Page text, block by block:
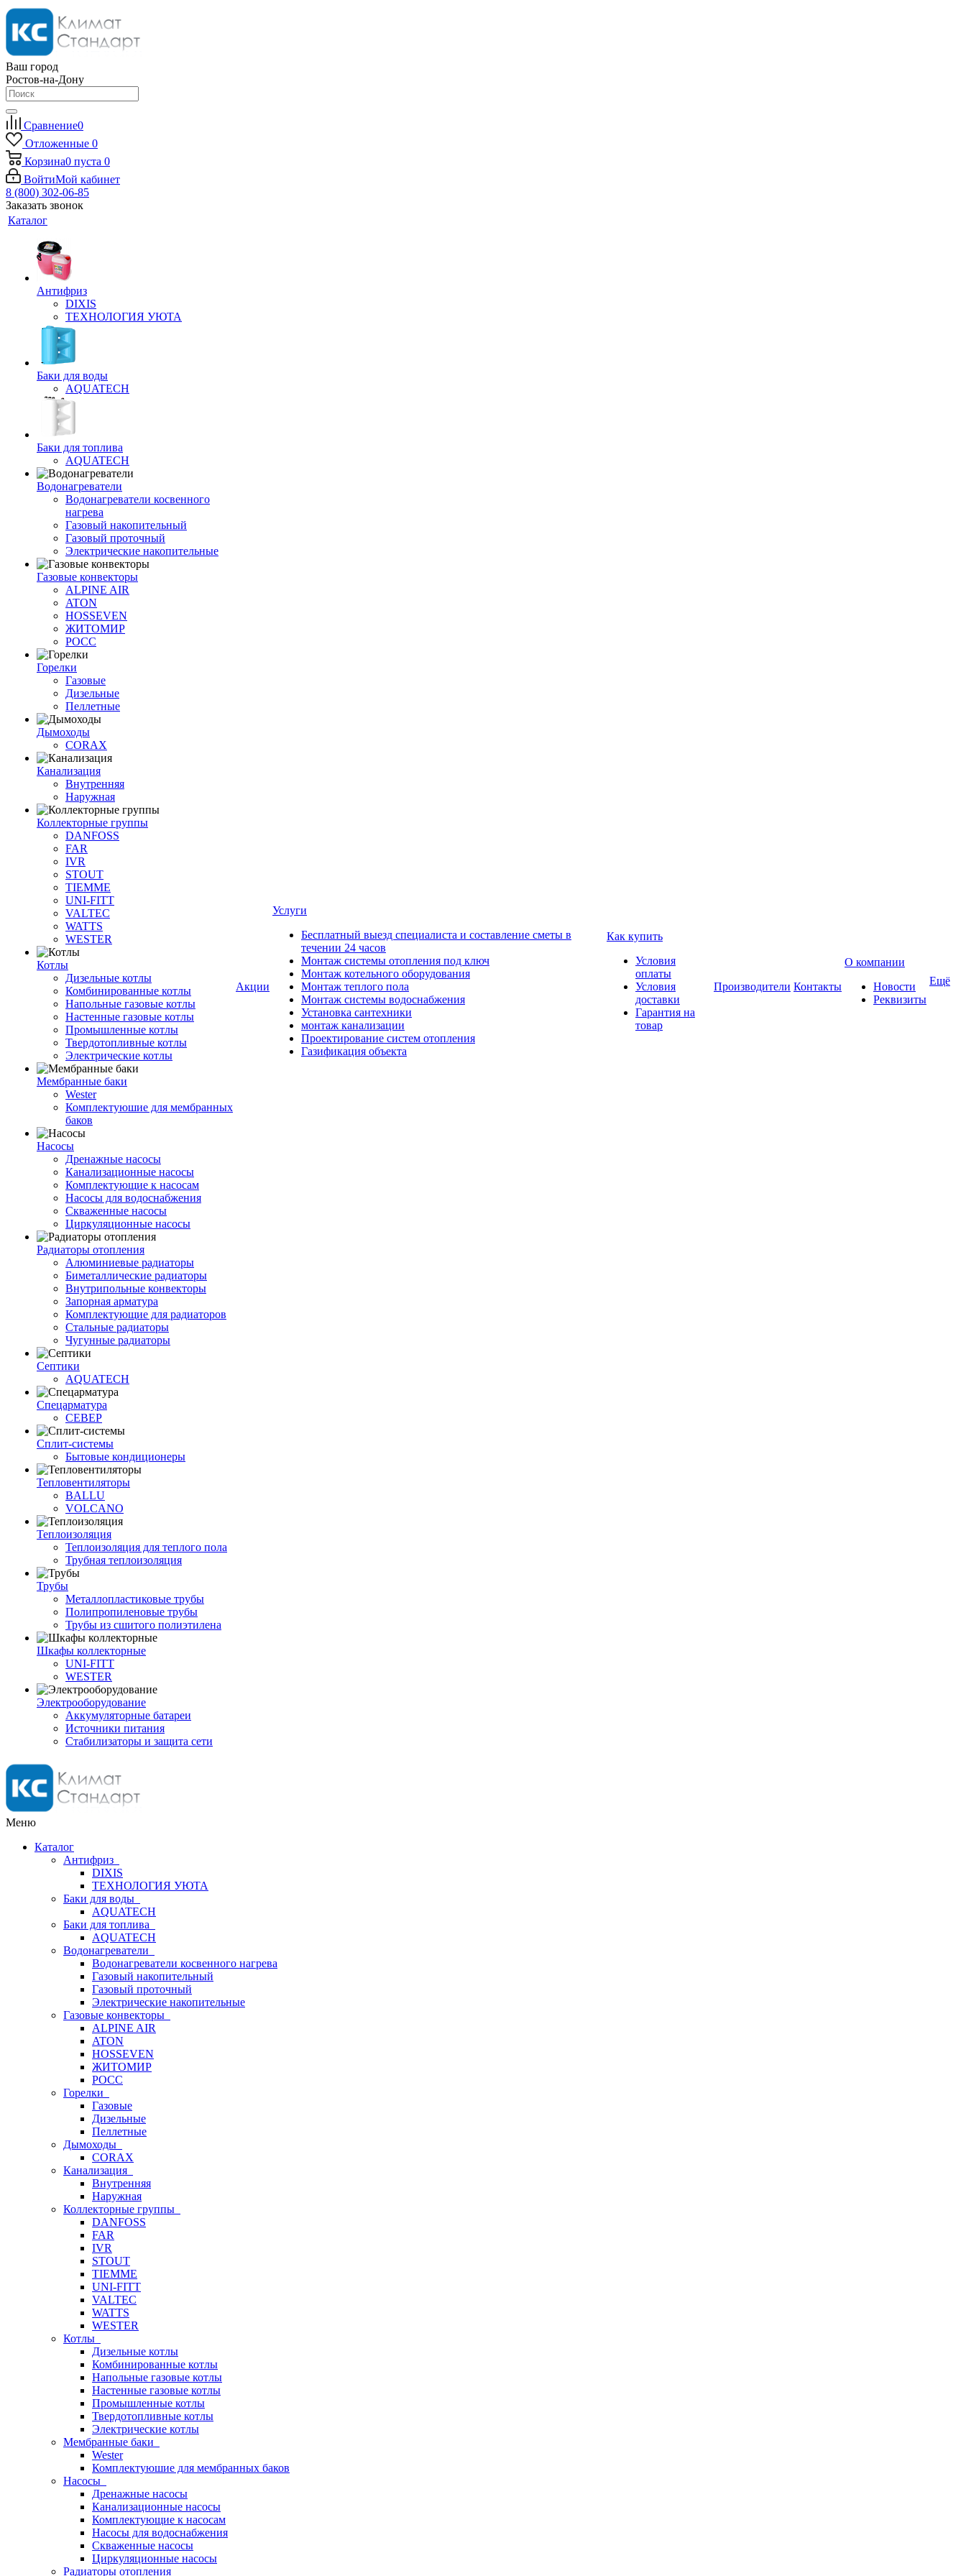
Ваш город
Ростов-на-Дону
Сравнение0
Отложенные 0
Корзина0 пуста 0
ВойтиМой кабинет
8 (800) 302-06-85
Заказать звонок
Каталог
Антифриз
DIXIS
ТЕХНОЛОГИЯ УЮТА
Баки для воды
AQUATECH
Баки для топлива
AQUATECH
Водонагреватели
Водонагреватели косвенного
нагрева
Газовый накопительный
Газовый проточный
Электрические накопительные
Газовые конвекторы
ALPINE AIR
ATON
HOSSEVEN
ЖИТОМИР
РОСС
Горелки
Газовые
Дизельные
Пеллетные
Дымоходы
CORAX
Канализация
Внутренняя
Наружная
Коллекторные группы
DANFOSS
FAR
IVR
STOUT
TIEMME
UNI-FITT
VALTEC
WATTS
WESTER
Котлы
Дизельные котлы
Комбинированные котлы
Напольные газовые котлы
Настенные газовые котлы
Промышленные котлы
Твердотопливные котлы
Электрические котлы
Мембранные баки
Wester
Комплектуюшие для мембранных
баков
Насосы
Дренажные насосы
Канализационные насосы
Комплектующие к насосам
Насосы для водоснабжения
Скваженные насосы
Циркуляционные насосы
Радиаторы отопления
Алюминиевые радиаторы
Биметаллические радиаторы
Внутрипольные конвекторы
Запорная арматура
Комплектующие для радиаторов
Стальные радиаторы
Чугунные радиаторы
Септики
AQUATECH
Спецарматура
СЕВЕР
Сплит-системы
Бытовые кондиционеры
Тепловентиляторы
BALLU
VOLCANO
Теплоизоляция
Теплоизоляция для теплого пола
Трубная теплоизоляция
Трубы
Металлопластиковые трубы
Полипропиленовые трубы
Трубы из сшитого полиэтилена
Шкафы коллекторные
UNI-FITT
WESTER
Электрооборудование
Аккумуляторные батареи
Источники питания
Стабилизаторы и защита сети
Акции
Услуги
Бесплатный выезд специалиста и составление сметы в
течении 24 часов
Монтаж системы отопления под ключ
Монтаж котельного оборудования
Монтаж теплого пола
Монтаж системы водоснабжения
Установка сантехники
монтаж канализации
Проектирование систем отопления
Газификация объекта
Как купить
Условия
оплаты
Условия
доставки
Гарантия на
товар
Производители Контакты
О компании
Новости
Реквизиты
Ещё
Меню
Каталог
Антифриз
DIXIS
ТЕХНОЛОГИЯ УЮТА
Баки для воды
AQUATECH
Баки для топлива
AQUATECH
Водонагреватели
Водонагреватели косвенного нагрева
Газовый накопительный
Газовый проточный
Электрические накопительные
Газовые конвекторы
ALPINE AIR
ATON
HOSSEVEN
ЖИТОМИР
РОСС
Горелки
Газовые
Дизельные
Пеллетные
Дымоходы
CORAX
Канализация
Внутренняя
Наружная
Коллекторные группы
DANFOSS
FAR
IVR
STOUT
TIEMME
UNI-FITT
VALTEC
WATTS
WESTER
Котлы
Дизельные котлы
Комбинированные котлы
Напольные газовые котлы
Настенные газовые котлы
Промышленные котлы
Твердотопливные котлы
Электрические котлы
Мембранные баки
Wester
Комплектуюшие для мембранных баков
Насосы
Дренажные насосы
Канализационные насосы
Комплектующие к насосам
Насосы для водоснабжения
Скваженные насосы
Циркуляционные насосы
Радиаторы отопления